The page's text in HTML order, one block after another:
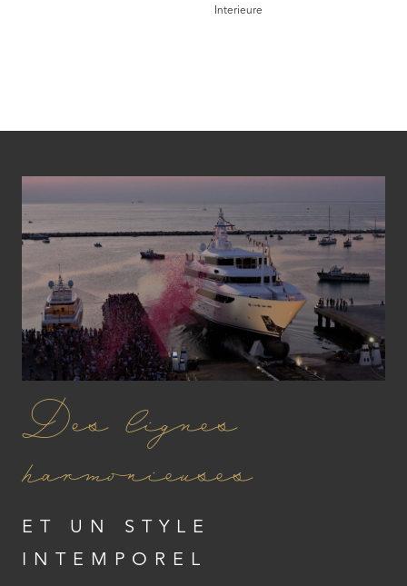
Interieure
Des lignes
harmonieuses
ET UN STYLE
INTEMPOREL